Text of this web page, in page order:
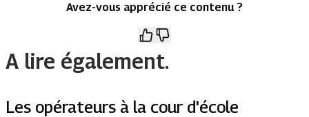
Avez-vous apprécié ce contenu ?
A lire également.
Les opérateurs à la cour d'école